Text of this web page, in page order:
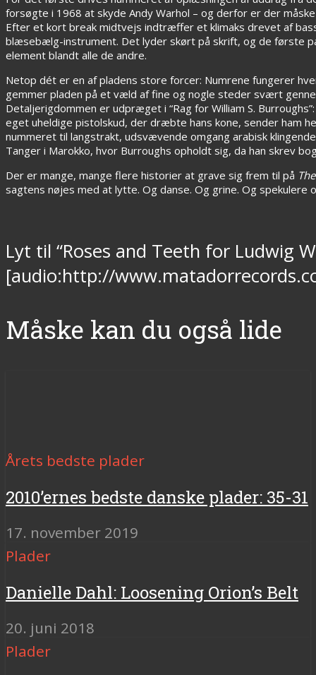
forsøgte i 1968 at skyde Andy Warhol – og derfor er der
Efter et kort break midtvejs indtræffer et klimaks drevet af
blæsebælg-instrument. Det lyder skørt på skrift, og de første
element blandt alle de andre.
Netop dét er en af pladens store forcer: Numrene fungerer
gemmer pladen på et væld af fine og nogle steder svært
Detaljerigdommen er udpræget i “Rag for William S.
eget uheldige pistolskud, der dræbte hans kone, sender ham
nummeret til langstrakt, udsvævende omgang arabisk
Tanger i Marokko, hvor Burroughs opholdt sig, da han skrev
Der er mange, mange flere historier at grave sig frem til på
sagtens nøjes med at lytte. Og danse. Og grine. Og
Lyt til “Roses and Teeth for Ludwig
[audio:http://
Måske kan du også lide
Årets bedste plader
2010’ernes bedste danske plader: 35-31
17. november 2019
Plader
Danielle Dahl: Loosening Orion’s Belt
20. juni 2018
Plader